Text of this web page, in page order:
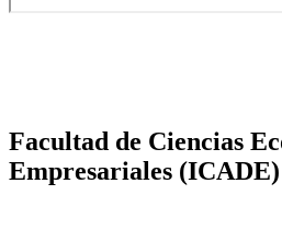
Facultad de Ciencias
Empresariales (ICADE)